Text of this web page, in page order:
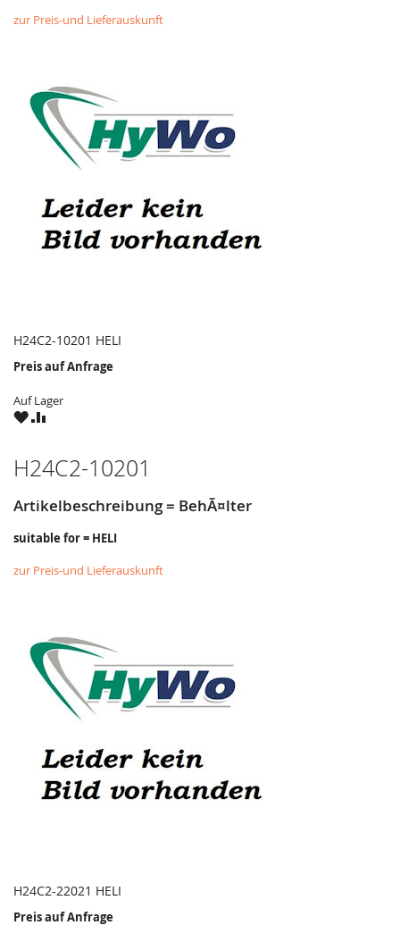
zur Preis-und Lieferauskunft
H24C2-10201 HELI
Preis auf Anfrage
Auf Lager
ZUZU
H24C2-10201
Artikelbeschreibung = BehÃ¤lter
suitable for = HELI
zur Preis-und Lieferauskunft
H24C2-22021 HELI
Preis auf Anfrage